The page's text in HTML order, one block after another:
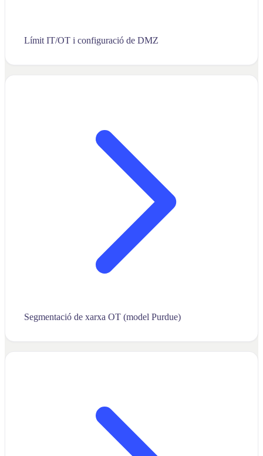
Límit IT/OT i configuració de DMZ
Segmentació de xarxa OT (model Purdue)